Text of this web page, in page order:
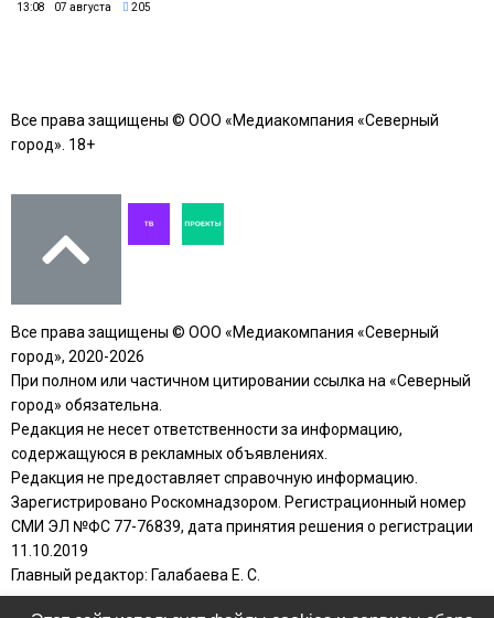
13:08 07 августа 205
Все права защищены © ООО «Медиакомпания «Северный
город». 18+
Все права защищены © ООО «Медиакомпания «Северный
город», 2020-2026
При полном или частичном цитировании ссылка на «Северный
город» обязательна.
Редакция не несет ответственности за информацию,
содержащуюся в рекламных объявлениях.
Редакция не предоставляет справочную информацию.
Зарегистрировано Роскомнадзором. Регистрационный номер
СМИ ЭЛ №ФС 77-76839, дата принятия решения о регистрации
11.10.2019
Главный редактор: Галабаева Е. С.